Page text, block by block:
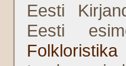
Eesti
Eesti